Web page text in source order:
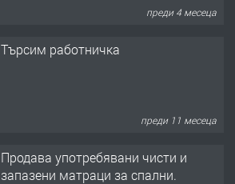
преди 4 месеца
Търсим работничка
преди 11 месеца
Продава употребявани чисти и
запазени матраци за спални.